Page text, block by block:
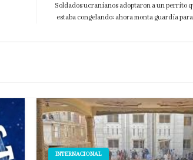
Entrada
Soldados ucranianos adoptaron a un perrito
estaba congelando: ahora monta guardia
INTERNACIONAL